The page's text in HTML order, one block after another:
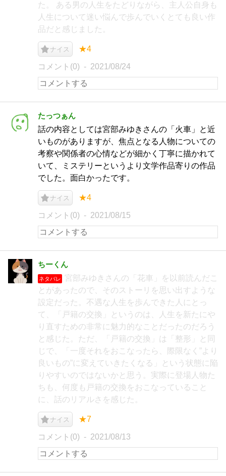
た。 ある男の人生をたどりながら、主人公自身も
人生について迷い悩んで歩んでいくとても良い作
品だと感じました。
ナイス ★4
コメント(0) 2021/08/24
たっつぁん
話の内容としては宮部みゆきさんの「火車」と近
いものがありますが、焦点となる人物についての
考察や関係者の心情などが細かく丁寧に描かれて
いて、ミステリーというより文学作品寄りの作品
でした。面白かったです。
ナイス ★4
コメント(0) 2021/08/15
ちーくん
ネタバレ
宮部みゆきさんの「花車」を以前読んだこ
とがあったので、そのストーリを思い出すような
設定だった。不遇な人生を歩んできた人にとっ
て、「戸籍の交換」というのは、人生を新たにや
り直すための非常に魅力的なことだったのだろう
と感じた。ただ、「戸籍の交換」は「整形」と同
じで、「一度それをおこなったら、際限なく”より
良いもの”に変えていきたくなる」という状態に陥
りやすいのではないかと思う。実際に登場人物た
ちも、何度も戸籍の交換をおこなっていること
に、話のリアルさを感じた。
ナイス ★7
コメント(0) 2021/08/13